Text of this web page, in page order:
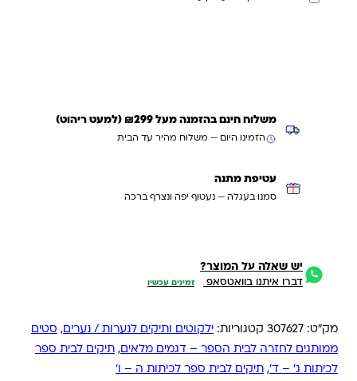
משלוח חינם בהזמנה מעל ₪299 (למעט ריהוט)
הזמינו היום — משלוח מהיר עד הבית
עטיפת מתנה
סמנו בעגלה — נעטוף יפה ונצרף ברכה
יש שאלה על המוצר?
דברו איתנו בוואטסאפ זמינים עכשיו
מק"ט: 307627 קטגוריות: ילקוטים ותיקים לנערות / נערים, סטים
ממותגים לחזרה לבית הספר – דגמים מלאים, תיקים לבית ספר
לכיתות ג' – ד', תיקים לבית ספר לכיתות ה – ו'